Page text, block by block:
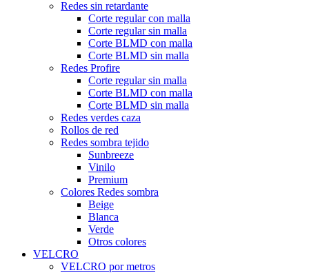
Redes sin retardante
Corte regular con malla
Corte regular sin malla
Corte BLMD con malla
Corte BLMD sin malla
Redes Profire
Corte regular sin malla
Corte BLMD con malla
Corte BLMD sin malla
Redes verdes caza
Rollos de red
Redes sombra tejido
Sunbreeze
Vinilo
Premium
Colores Redes sombra
Beige
Blanca
Verde
Otros colores
VELCRO
VELCRO por metros